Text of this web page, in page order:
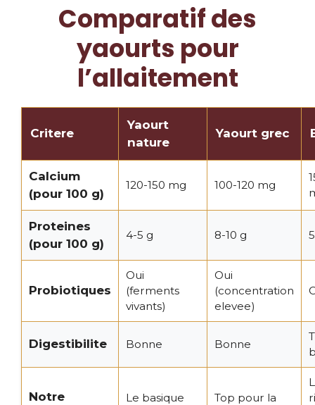
Comparatif des
yaourts pour
l’allaitement
Critere
Yaourt
nature
Yaourt grec
Calcium
(pour 100 g)
120-150 mg 100-120 mg
Proteines
(pour 100 g)
4-5 g 8-10 g
Probiotiques
Oui
(ferments
vivants)
Oui
(concentration
elevee)
Digestibilite Bonne Bonne
Notre
Le basique
Top pour la